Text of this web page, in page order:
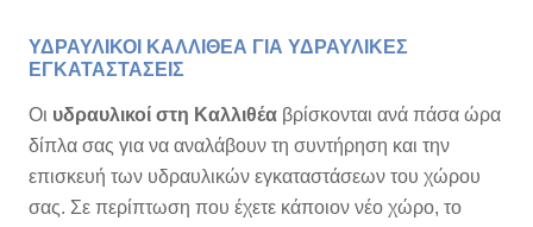
ΥΔΡΑΥΛΙΚΟΙ ΚΑΛΛΙΘΕΑ ΓΙΑ ΥΔΡΑΥΛΙΚΕΣ
ΕΓΚΑΤΑΣΤΑΣΕΙΣ
Οι υδραυλικοί στη Καλλιθέα βρίσκονται ανά πάσα ώρα
δίπλα σας για να αναλάβουν τη συντήρηση και την
επισκευή των υδραυλικών εγκαταστάσεων του χώρου
σας. Σε περίπτωση που έχετε κάποιον νέο χώρο, το